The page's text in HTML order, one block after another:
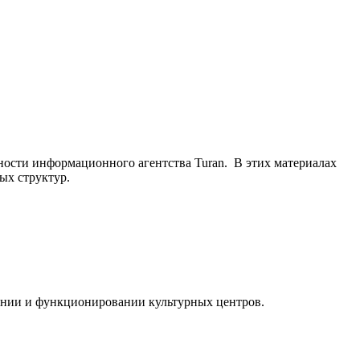
информационного агентства Turan. В этих материалах
структур.
и функционировании культурных центров.